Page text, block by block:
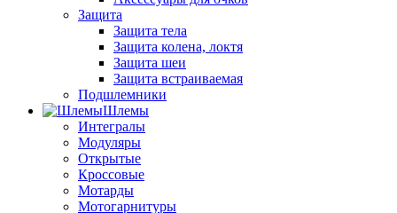
Защита
Защита тела
Защита колена, локтя
Защита шеи
Защита встраиваемая
Подшлемники
Шлемы
Интегралы
Модуляры
Открытые
Кроссовые
Мотарды
Мотогарнитуры